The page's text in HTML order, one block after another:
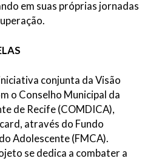
em suas próprias jornadas
conjunta da Visão
o Conselho Municipal da
de Recife (COMDICA),
através do Fundo
Adolescente (FMCA).
se dedica a combater a